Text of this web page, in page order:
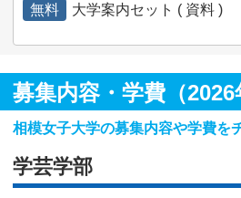
無料 大学案内セット ( 資料 )
募集内容・学費（2026
相模女子大学の募集内容や学費を
学芸学部